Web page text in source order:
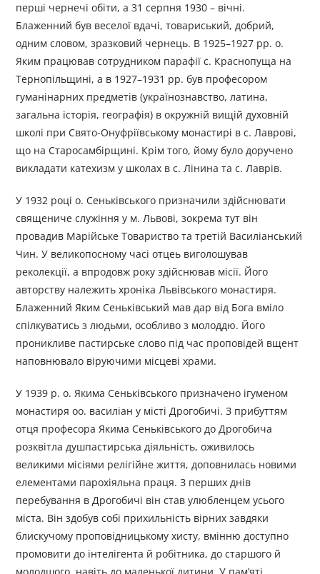
перші чернечі обіти, а 31 серпня 1930 – вічні.
Блаженний був веселої вдачі, товариський, добрий,
одним словом, зразковий чернець. В 1925–1927 pp. о.
Яким працював сотрудником парафії с. Краснопуща на
Тернопільщині, а в 1927–1931 pp. був професором
гуманінарних предметів (українознавство, латина,
загальна історія, географія) в окружній вищій духовній
школі при Свято-Онуфріївському монастирі в с. Лаврові,
що на Старосамбірщині. Крім того, йому було доручено
викладати катехизм у школах в с. Лінина та с. Лаврів.
У 1932 році о. Сеньківського призначили здійснювати
священиче служіння у м. Львові, зокрема тут він
провадив Марійське Товариство та третій Василіанський
Чин. У великопосному часі отцеь виголошував
реколекції, а впродовж року здійснював місії. Його
авторству належить хроніка Львівського монастиря.
Блаженний Яким Сеньківський мав дар від Бога вміло
спілкуватись з людьми, особливо з молоддю. Його
проникливе пастирське слово під час проповідей вщент
наповнювало віруючими місцеві храми.
У 1939 р. о. Якима Сеньківського призначено ігуменом
монастиря оо. василіан у місті Дрогобичі. З прибуттям
отця професора Якима Сеньківського до Дрогобича
розквітла душпастирська діяльність, оживилось
великими місіями релігійне життя, доповнилась новими
елементами парохіяльна праця. З перших днів
перебування в Дрогобичі він став улюбленцем усього
міста. Він здобув собі прихильність вірних завдяки
блискучому проповідницькому хисту, вмінню доступно
промовити до інтелігента й робітника, до старшого й